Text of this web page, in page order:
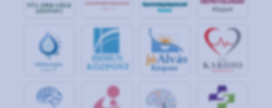
IMMUN
KÖZPONT
jóAlvás
Központ